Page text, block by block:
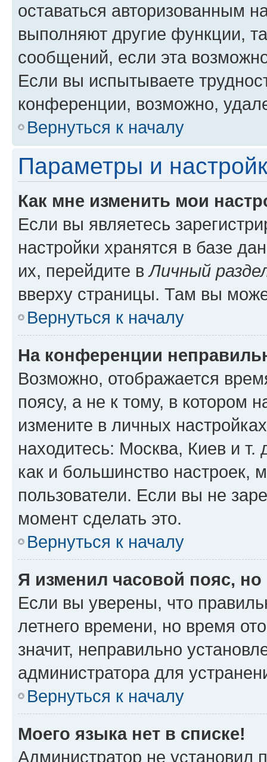
оставаться авторизованным
выполняют другие функции,
сообщений, если эта
Если вы испытываете
конференции, возможно,
Вернуться к началу
Параметры и
Как мне изменить мои
Если вы являетесь
настройки хранятся в базе
их, перейдите вЛичный
вверху страницы. Там вы
Вернуться к началу
На конференции
Возможно, отображается
поясу, а не к тому, в котором
измените в личных
находитесь: Москва, Киев и т.
как и большинство настроек,
пользователи. Если вы не
момент сделать это.
Вернуться к началу
Я изменил часовой пояс,
Если вы уверены, что
летнего времени, но время
значит, неправильно
администратора для
Вернуться к началу
Моего языка нет в списке!
Администратор не установил